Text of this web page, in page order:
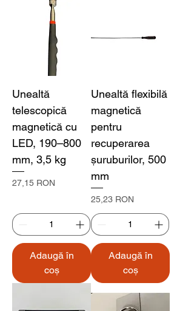
Unealtă
telescopică
magnetică cu
LED, 190–800
mm, 3,5 kg
Preț
27,15 RON
Adaugă în
coș
Unealtă flexibilă
magnetică
pentru
recuperarea
șuruburilor, 500
mm
Preț
25,23 RON
Adaugă în
coș